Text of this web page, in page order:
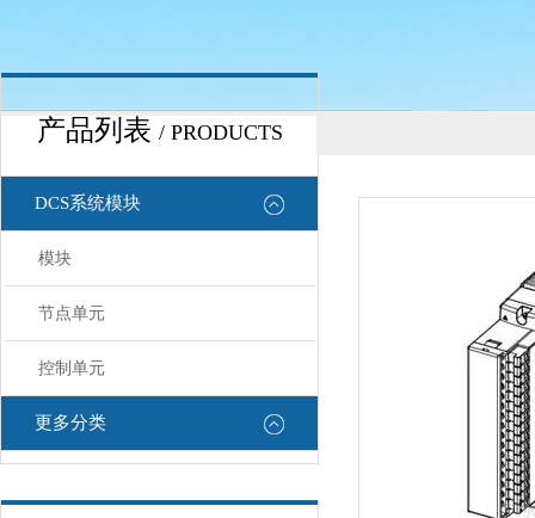
产品列表 / PRODUCTS
DCS系统模块
模块
节点单元
控制单元
更多分类